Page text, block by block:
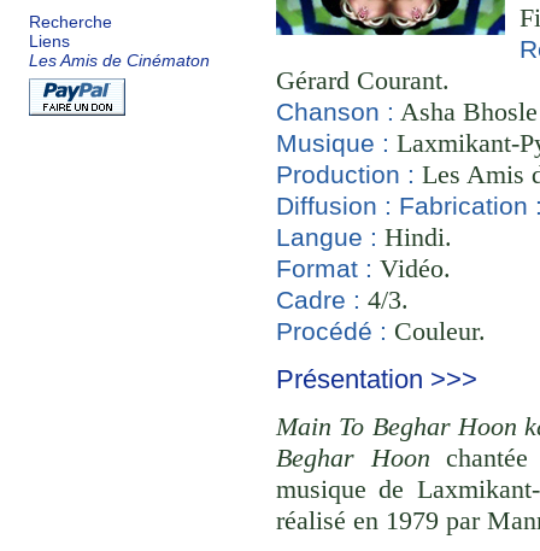
Recherche
Liens
Les Amis de Cinématon
Gérard Courant.
Chanson : Asha
Musique : Laxmikant-
Production : Les Amis
Diffusion : Fabrication
Langue : Hindi.
Format : Vidéo.
Cadre : 4/3.
Procédé : Couleur.
Présentation >>>
Main To Beghar Hoon
Beghar Hoon
musique de
réalisé en 1979 par